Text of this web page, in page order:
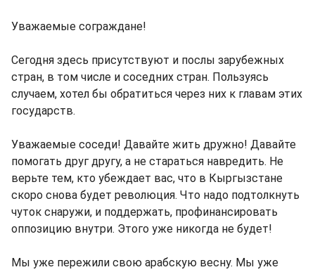
Уважаемые сограждане!
Сегодня здесь присутствуют и послы зарубежных
стран, в том числе и соседних стран. Пользуясь
случаем, хотел бы обратиться через них к главам этих
государств.
Уважаемые соседи! Давайте жить дружно! Давайте
помогать друг другу, а не стараться навредить. Не
верьте тем, кто убеждает вас, что в Кыргызстане
скоро снова будет революция. Что надо подтолкнуть
чуток снаружи, и поддержать, профинансировать
оппозицию внутри. Этого уже никогда не будет!
Мы уже пережили свою арабскую весну. Мы уже